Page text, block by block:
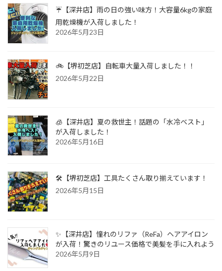
☔【深井店】雨の日の強い味方！大容量6kgの家庭
用乾燥機が入荷しました！
2026年5月23日
🚲【堺初芝店】自転車大量入荷しました！！
2026年5月22日
🧊【深井店】夏の救世主！話題の「水冷ベスト」
が入荷しました！
2026年5月16日
🛠️【堺初芝店】工具たくさん取り揃えています！
2026年5月15日
✨【深井店】憧れのリファ（ReFa）ヘアアイロン
が入荷！驚きのリユース価格で美髪を手に入れよう
2026年5月9日